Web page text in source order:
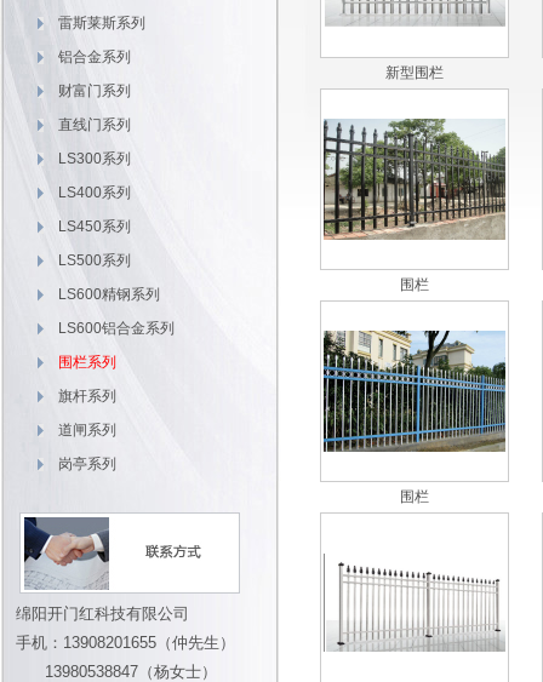
雷斯莱斯系列
铝合金系列
财富门系列
直线门系列
LS300系列
LS400系列
LS450系列
LS500系列
LS600精钢系列
LS600铝合金系列
围栏系列
旗杆系列
道闸系列
岗亭系列
绵阳开门红科技有限公司
手机：13908201655（仲先生）
13980538847（杨女士）
新型围栏
围栏
围栏